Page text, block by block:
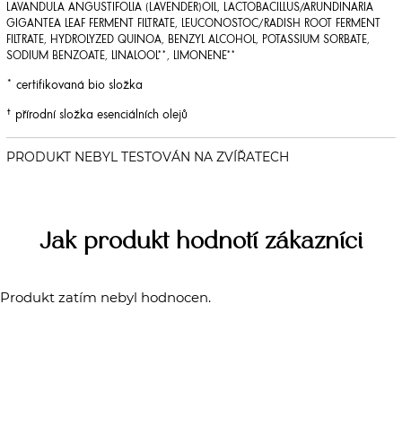
LAVANDULA ANGUSTIFOLIA (LAVENDER)OIL, LACTOBACILLUS/ARUNDINARIA
GIGANTEA LEAF FERMENT FILTRATE, LEUCONOSTOC/RADISH ROOT FERMENT
FILTRATE, HYDROLYZED QUINOA, BENZYL ALCOHOL, POTASSIUM SORBATE,
SODIUM BENZOATE, LINALOOL**, LIMONENE**
* certifikovaná bio složka
† přírodní složka esenciálních olejů
Jak produkt hodnotí zákazníci
Produkt zatím nebyl hodnocen.